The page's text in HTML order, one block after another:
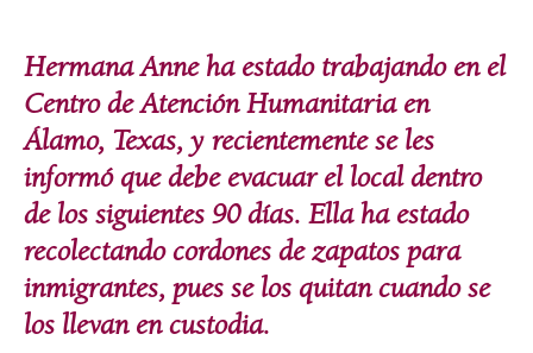
Hermana Anne ha estado trabajando en el
Centro de Atención Humanitaria en
Álamo, Texas, y recientemente se les
informó que debe evacuar el local dentro
de los siguientes 90 días. Ella ha estado
recolectando cordones de zapatos para
inmigrantes, pues se los quitan cuando se
los llevan en custodia.